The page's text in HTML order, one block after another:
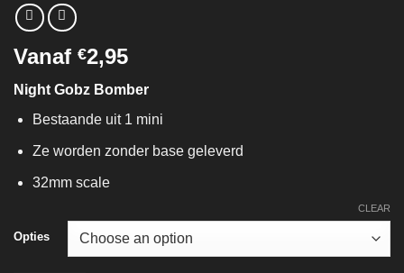
Vanaf €2,95
Night Gobz Bomber
Bestaande uit 1 mini
Ze worden zonder base geleverd
32mm scale
Opties
CLEAR